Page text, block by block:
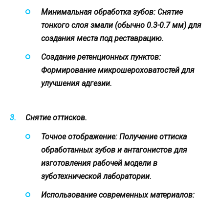
Минимальная обработка зубов: Снятие
тонкого слоя эмали (обычно 0.3-0.7 мм) для
создания места под реставрацию.
Создание ретенционных пунктов:
Формирование микрошероховатостей для
улучшения адгезии.
Снятие оттисков.
Точное отображение: Получение оттиска
обработанных зубов и антагонистов для
изготовления рабочей модели в
зуботехнической лаборатории.
Использование современных материалов: